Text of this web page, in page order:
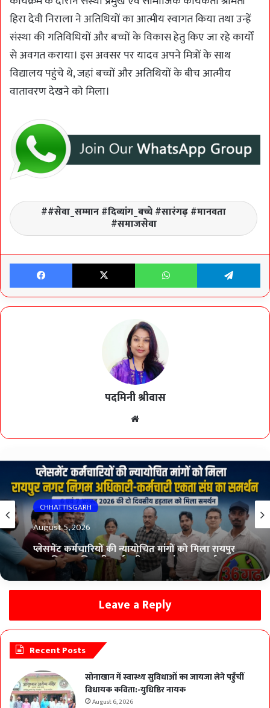
हिरा देवी निराला ने अतिथियों का आत्मीय स्वागत किया तथा उन्हें
संस्था की गतिविधियों और बच्चों के विकास हेतु किए जा रहे कार्यों
से अवगत कराया। इस अवसर पर यादव अपने मित्रों के साथ
विद्यालय पहुंचे थे, जहां बच्चों और अतिथियों के बीच आत्मीय
वातावरण देखने को मिला।
#सेवा_सम्मान #दिव्यांग_बच्चे #सारंगढ़ #मानवता
#समाजसेवा
Facebook X WhatsApp
पदमिनी श्रीवास
CHHATTISGARH
August 5, 2026
प्लेसमेंट कर्मचारियों की न्यायोचित मांगों को मिला रायपुर
नगर निगम अधिकारी-कर्मचारी एकता संघ का समर्थन
Leave a Reply
Recent Posts
सोनाखान में स्वास्थ्य सुविधाओं का जायजा लेने पहुँचीं
विधायक कविता:-युधिष्ठिर नायक
August 6, 2026